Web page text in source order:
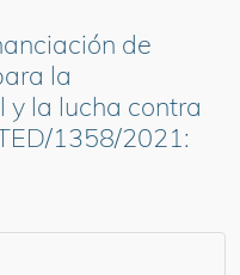
de
la
la lucha contra
1358/2021: